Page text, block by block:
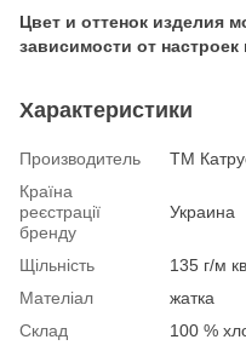
Цвет и оттенок изделия
зависимости от
Характеристики
Производитель
ТМ
Країна
реєстрації
бренду
Украина
Щільність
135 г/м кв.
Мателіал
жатка
Склад
100 %